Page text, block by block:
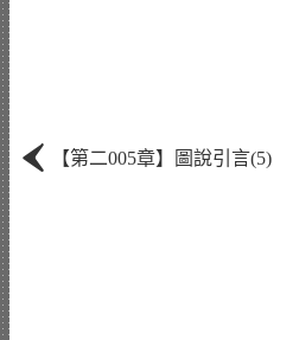
‹ 【第二005章】圖說引言(5)